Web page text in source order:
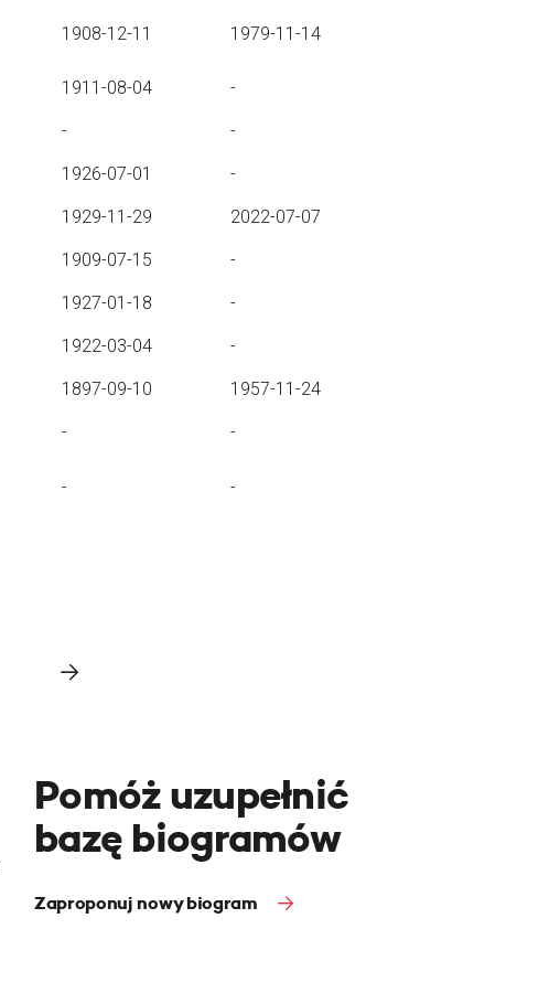
1908-12-11 1979-11-14
1911-08-04 -
- -
1926-07-01 -
1929-11-29 2022-07-07
1909-07-15 -
1927-01-18 -
1922-03-04 -
1897-09-10 1957-11-24
- -
- -
Pomóż uzupełnić
bazę biogramów
Zaproponuj nowy biogram